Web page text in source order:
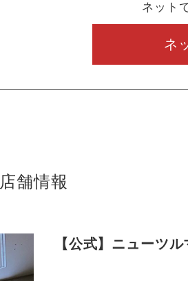
ネット
ネ
店舗情報
【公式】ニューツ